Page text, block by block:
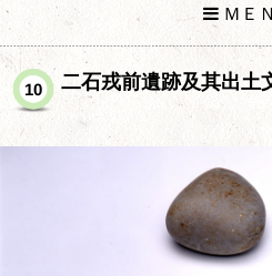
ＭＥ
10 二石戎前遺跡及其出土